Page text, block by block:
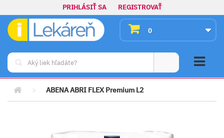
PRIHLÁSIŤ SA REGISTROVAŤ
0
> ABENA ABRI FLEX Premium L2